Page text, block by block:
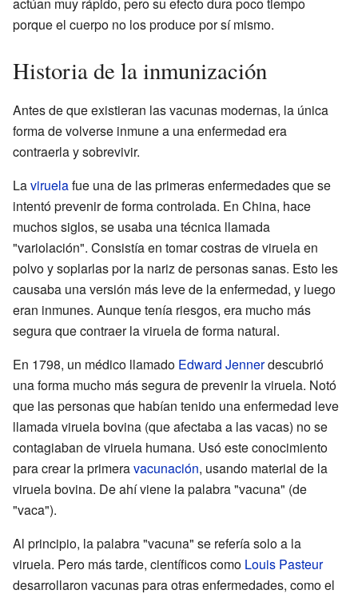
porque el cuerpo no los produce por sí mismo.
Historia de la inmunización
Antes de que existieran las vacunas modernas, la única
forma de volverse inmune a una enfermedad era
contraerla y sobrevivir.
Laviruelafue una de las primeras enfermedades que se
intentó prevenir de forma controlada. En China, hace
muchos siglos, se usaba una técnica llamada
"variolación". Consistía en tomar costras de viruela en
polvo y soplarlas por la nariz de personas sanas. Esto les
causaba una versión más leve de la enfermedad, y luego
eran inmunes. Aunque tenía riesgos, era mucho más
segura que contraer la viruela de forma natural.
En 1798, un médico llamado Edward Jennerdescubrió
una forma mucho más segura de prevenir la viruela. Notó
que las personas que habían tenido una enfermedad leve
llamada viruela bovina (que afectaba a las vacas) no se
contagiaban de viruela humana. Usó este conocimiento
para crear la primeravacunación, usando material de la
viruela bovina. De ahí viene la palabra "vacuna" (de
"vaca").
Al principio, la palabra "vacuna" se refería solo a la
viruela. Pero más tarde, científicos como Louis Pasteur
desarrollaron vacunas para otras enfermedades, como el